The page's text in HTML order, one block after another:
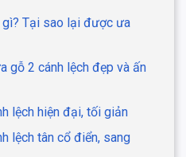
gì? Tại sao lại được ưa
gỗ 2 cánh lệch đẹp và ấn
lệch hiện đại, tối giản
lệch tân cổ điển, sang